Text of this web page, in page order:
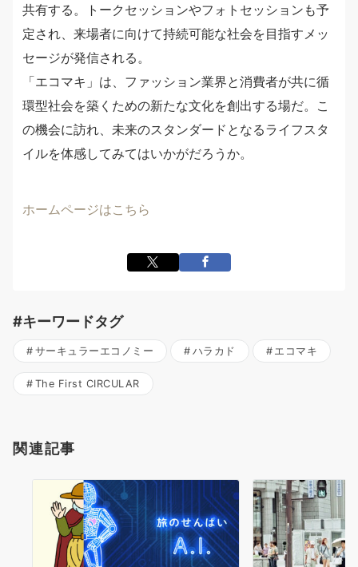
共有する。トークセッションやフォトセッションも予
定され、来場者に向けて持続可能な社会を目指すメッ
セージが発信される。
「エコマキ」は、ファッション業界と消費者が共に循
環型社会を築くための新たな文化を創出する場だ。こ
の機会に訪れ、未来のスタンダードとなるライフスタ
イルを体感してみてはいかがだろうか。
ホームページはこちら
#キーワードタグ
サーキュラーエコノミー ハラカド エコマキ
The First CIRCULAR
関連記事